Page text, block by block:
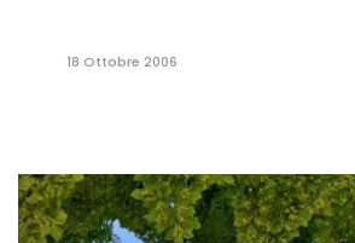
18 Ottobre 2006